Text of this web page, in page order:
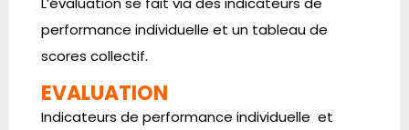
performance individuelle et un tableau de
scores collectif.
EVALUATION
Indicateurs de performance individuelle et